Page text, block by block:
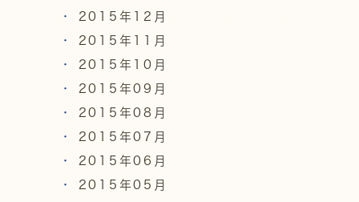
2015年12月
2015年11月
2015年10月
2015年09月
2015年08月
2015年07月
2015年06月
2015年05月